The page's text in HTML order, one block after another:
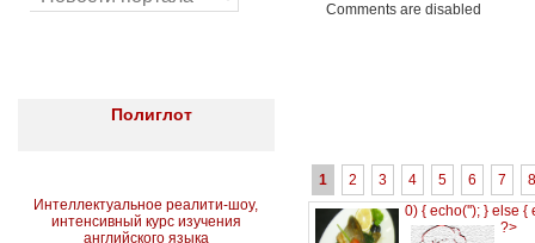
Полиглот
Интеллектуальное реалити-шоу,
интенсивный курс изучения
английского языка
Comments are disabled
1 2 3 4 5 6 7
8
0) { echo(''); } else {
?>